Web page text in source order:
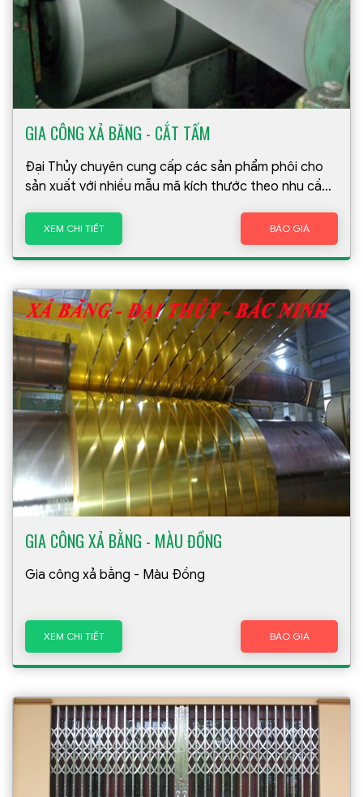
GIA CÔNG XẢ BĂNG - CẮT TẤM
Đại Thủy chuyên cung cấp các sản phẩm phôi cho
sản xuất với nhiều mẫu mã kích thước theo nhu cầu
máy chuyên gia công xả băng- cắt tấm hoạt động
liên tục với công suất cao. Mọi dây chuyền luôn luôn
đồng bộ,tuân thủ nghiêm ngặt với độ chính xác rất
cao. Các sản phẩm được tạo ra luôn đảm bảo đúng
thời gian, kích thước đúng theo nhu cầu của khách
hàng.
XEM CHI TIẾT BÁO GIÁ
GIA CÔNG XẢ BẰNG - MÀU ĐỒNG
Gia công xả bằng - Màu Đồng
XEM CHI TIẾT BÁO GIÁ